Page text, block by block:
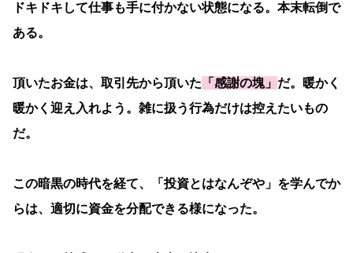
ドキドキして仕事も手に付かない状態になる。本末転倒で
ある。
頂いたお金は、取引先から頂いた 「感謝の塊」 だ。暖かく
暖かく迎え入れよう。雑に扱う行為だけは控えたいもの
だ。
この暗黒の時代を経て、「投資とはなんぞや」を学んでか
らは、適切に資金を分配できる様になった。